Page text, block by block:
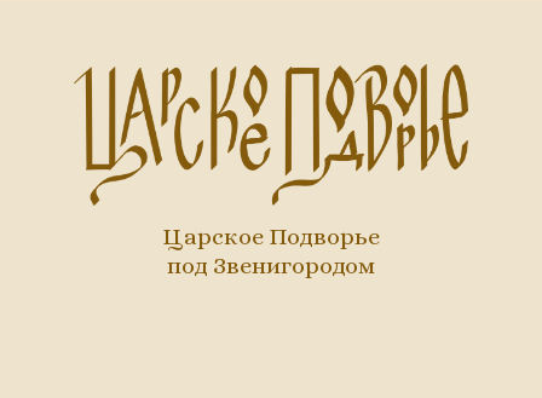
Царское Подворье
под Звенигородом